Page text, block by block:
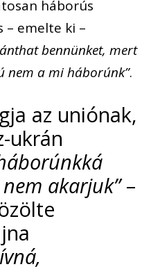
háborús
– emelte ki –
bennünket, mert
nem a mi háborúnk”.
az uniónak,
ukrán
akarjuk”–